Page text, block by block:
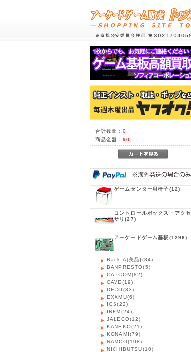
合計数量： 0
商品金額： ¥0
ゲームセンター用椅子(12)
コントロールボックス・アクセ
サリ(27)
アーケードゲーム基板 (1296)
Rank-A[美品] (84)
BANPRESTO(5)
CAPCOM(82)
CAVE (19)
DECO(33)
EXAMU(6)
IGS(22)
IREM(24)
JALECO(12)
KANEKO(21)
KONAMI(79)
NAMCO(108)
NICHIBUTSU(10)